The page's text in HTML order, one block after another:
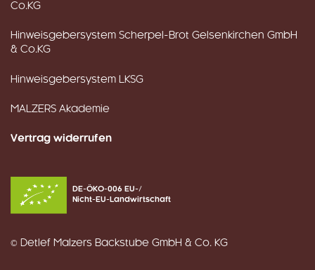
Co.KG
Hinweisgebersystem Scherpel-Brot Gelsenkirchen GmbH
& Co.KG
Hinweisgebersystem LKSG
MALZERS Akademie
Vertrag widerrufen
DE-ÖKO-006 EU-/
Nicht-EU-Landwirtschaft
© Detlef Malzers Backstube GmbH & Co. KG